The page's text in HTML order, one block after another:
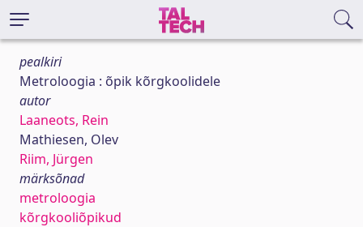
pealkiri
Metroloogia : õpik kõrgkoolidele
autor
Laaneots, Rein
Mathiesen, Olev
Riim, Jürgen
märksõnad
metroloogia
kõrgkooliõpikud